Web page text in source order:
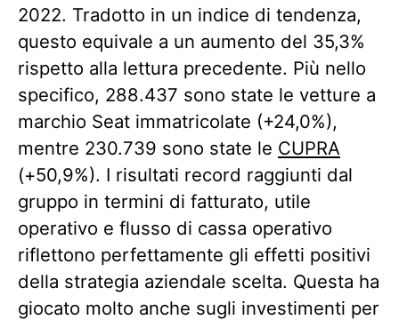
2022. Tradotto in un indice di tendenza,
questo equivale a un aumento del 35,3%
rispetto alla lettura precedente. Più nello
specifico, 288.437 sono state le vetture a
marchio Seat immatricolate (+24,0%),
mentre 230.739 sono state le CUPRA
(+50,9%). I risultati record raggiunti dal
gruppo in termini di fatturato, utile
operativo e flusso di cassa operativo
riflettono perfettamente gli effetti positivi
della strategia aziendale scelta. Questa ha
giocato molto anche sugli investimenti per